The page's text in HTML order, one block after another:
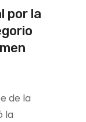
por la
de la
la